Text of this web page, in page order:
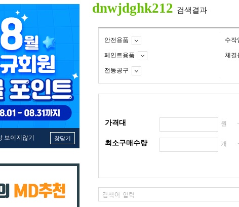
보이지않기 창닫기
dnwjdghk212 검색결과
안전용품 수작
페인트용품 체결
전동공구
가격대 원
최소구매수량 개